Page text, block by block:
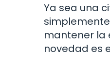
Ya sea una
mantener la
novedad es